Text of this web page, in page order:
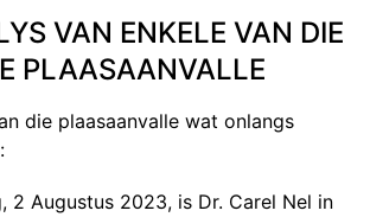
VAN ENKELE VAN DIE
PLAASAANVALLE
die plaasaanvalle wat onlangs
2 Augustus 2023, is Dr. Carel Nel in